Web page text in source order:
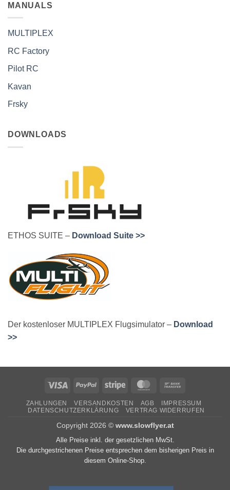
MANUALS
MULTIPLEX
RC Factory
Pilot RC
Kavan
Frsky
DOWNLOADS
ETHOS SUITE – Download Suite >>
Der kostenloser MULTIPLEX Flugsimulator – Download
>>
Visa PayPal Stripe MasterCard
ZAHLUNGEN VERSANDKOSTEN AGB
IMPRESSUM
DATENSCHUTZERKLÄRUNG
VERTRAG WIDERRUFEN
Copyright 2026 © www.slowflyer.at
Alle Preise inkl. der gesetzlichen MwSt.
Die durchgestrichenen Preise entsprechen dem bisherigen Preis in
diesem Online-Shop.